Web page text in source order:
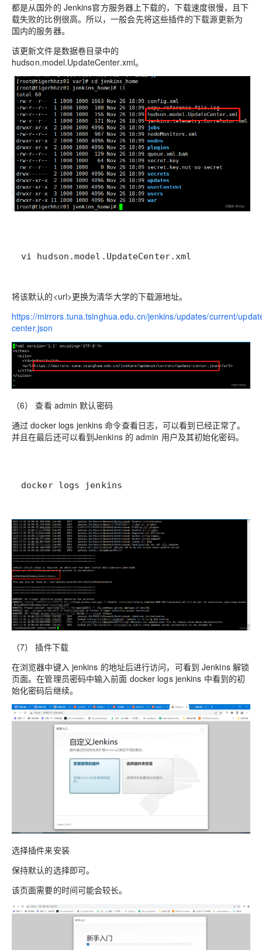
都是从国外的 Jenkins官方服务器上下载的，下载速度很慢，且下
载失败的比例很高。所以，一般会先将这些插件的下载源更新为
国内的服务器。
该更新文件是数据卷目录中的
hudson.model.UpdateCenter.xml。
vi hudson.model.UpdateCenter.xml
将该默认的<url>更换为清华大学的下载源地址。
https://mirrors.tuna.tsinghua.edu.cn/jenkins/updates/current/
center.json
（6） 查看 admin 默认密码
通过 docker logs jenkins 命令查看日志，可以看到已经正常了。
并且在最后还可以看到Jenkins 的 admin 用户及其初始化密码。
docker logs jenkins
（7） 插件下载
在浏览器中键入 jenkins 的地址后进行访问，可看到 Jenkins 解锁
页面。在管理员密码中输入前面 docker logs jenkins 中看到的初
始化密码后继续。
选择插件来安装
保持默认的选择即可。
该页面需要的时间可能会较长。